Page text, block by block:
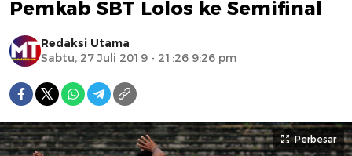
Pemkab SBT Lolos ke Semifinal
Redaksi Utama
Sabtu, 27 Juli 2019 - 21:26 9:26 pm
Perbesar